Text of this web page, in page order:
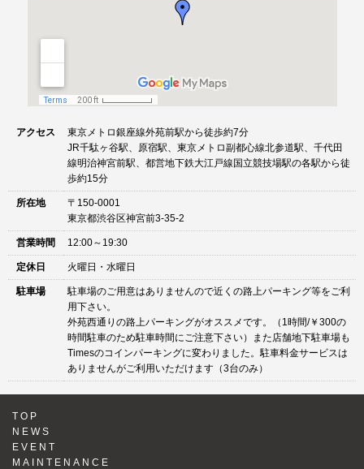
アクセス
東京メトロ銀座線外苑前駅から徒歩約7分
JR千駄ヶ谷駅、原宿駅、東京メトロ副都心線北参道駅、千代田
線明治神宮前駅、都営地下鉄大江戸線国立競技場駅の各駅から徒
歩約15分
所在地
〒150-0001
東京都渋谷区神宮前3-35-2
営業時間 12:00～19:30
定休日 火曜日・水曜日
駐車場
駐車場のご用意はありませんので近くの路上パーキング等をご利
用下さい。
外苑西通りの路上パーキングがオススメです。（1時間/￥300の
時間駐車のため駐車時間にご注意下さい）また店舗地下駐車場も
Timesのコインパーキングに変わりました。駐車料金サービスは
ありませんがご利用いただけます（3台のみ）
TOP
NEWS
EVENT
MAINTENANCE